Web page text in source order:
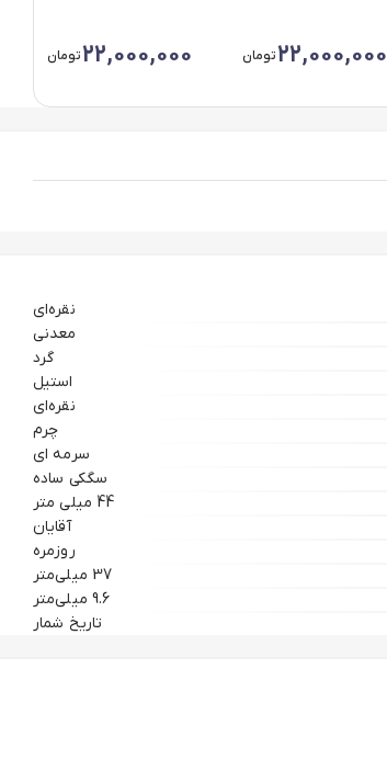
22,000,000تومان 22,000,000تومان
نقره‌ای
معدنی
گرد
استیل
نقره‌ای
چرم
سرمه ای
سگکی ساده
44 میلی متر
آقایان
روزمره
37 میلی‌متر
9.6 میلی‌متر
تاریخ شمار